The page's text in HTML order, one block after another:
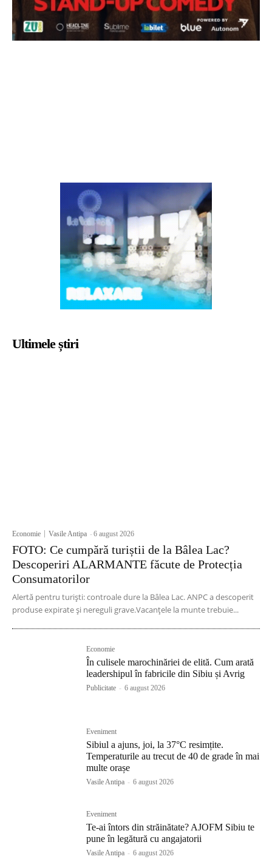
Ultimele știri
Economie Vasile Antipa -6 august 2026
FOTO: Ce cumpără turiștii de la Bâlea Lac?
Descoperiri ALARMANTE făcute de Protecția
Consumatorilor
Alertă pentru turiști: controale dure la Bâlea Lac. ANPC a descoperit
produse expirate și nereguli grave.Vacanțele la munte trebuie...
Economie
În culisele marochinăriei de elită. Cum arată
leadershipul în fabricile din Sibiu și Avrig
Publicitate - 6 august 2026
Eveniment
Sibiul a ajuns, joi, la 37°C resimțite.
Temperaturile au trecut de 40 de grade în mai
multe orașe
Vasile Antipa - 6 august 2026
Eveniment
Te-ai întors din străinătate? AJOFM Sibiu te
pune în legătură cu angajatorii
Vasile Antipa - 6 august 2026